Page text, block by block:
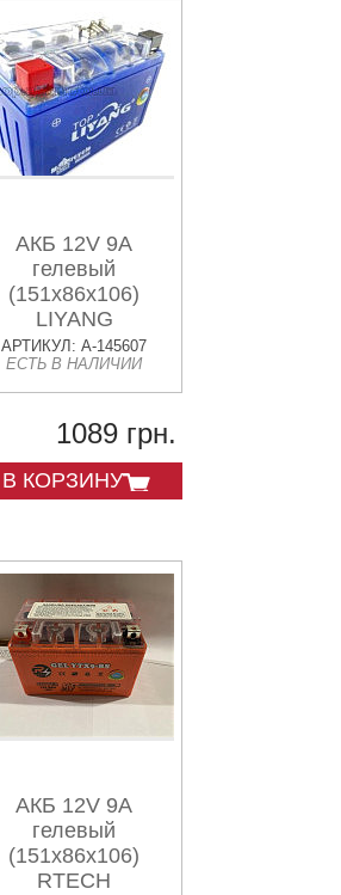
АКБ 12V 9A
гелевый
(151x86x106)
LIYANG
АРТИКУЛ: A-145607
ЕСТЬ В НАЛИЧИИ
1089 грн.
В КОРЗИНУ
АКБ 12V 9A
гелевый
(151x86x106)
RTECH